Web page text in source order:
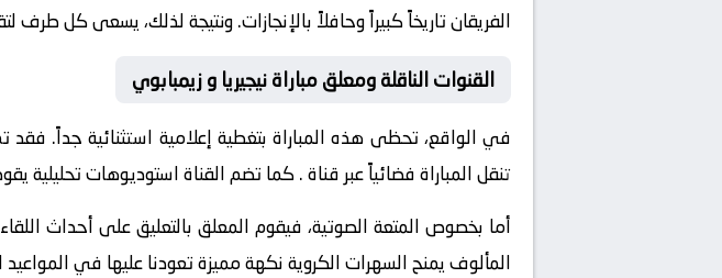
الفريقان تاريخاً كبيراً وحافلاً بالإنجازات. ونتيجة لذلك، يسعى كل
القنوات الناقلة ومعلق مباراة نيجيريا و زيمبابوي
في الواقع، تحظى هذه المباراة بتغطية إعلامية استثنائية جداً.
تنقل المباراة فضائياً عبر قناة. كما تضم القناة استوديوهات تحليلية
أما بخصوص المتعة الصوتية، فيقوم المعلق بالتعليق على أحداث
المألوف يمنح السهرات الكروية نكهة مميزة تعودنا عليها في المواعيد